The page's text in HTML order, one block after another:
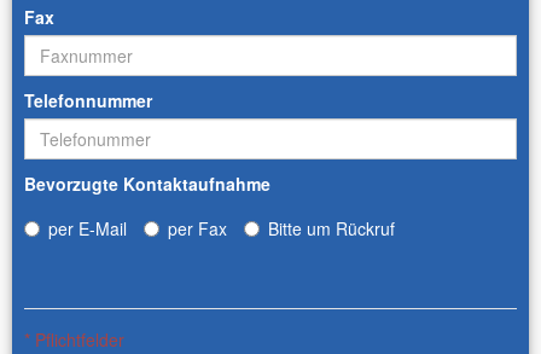
Fax
Telefonnummer
Bevorzugte Kontaktaufnahme
per E-Mail
per Fax Bitte um Rückruf
* Pflichtfelder